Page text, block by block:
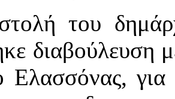
του
διαβούλευση
Ελασσόνας,